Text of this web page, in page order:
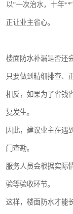
以“一次治水，十年
正让业主省心。
楼面防水补漏是否还
只要做到精细排查、
相反，如果为了省钱
复发生。
因此，建议业主在遇
门查勘。
服务人员会根据实际
验等验收环节。
这样，楼面防水才能